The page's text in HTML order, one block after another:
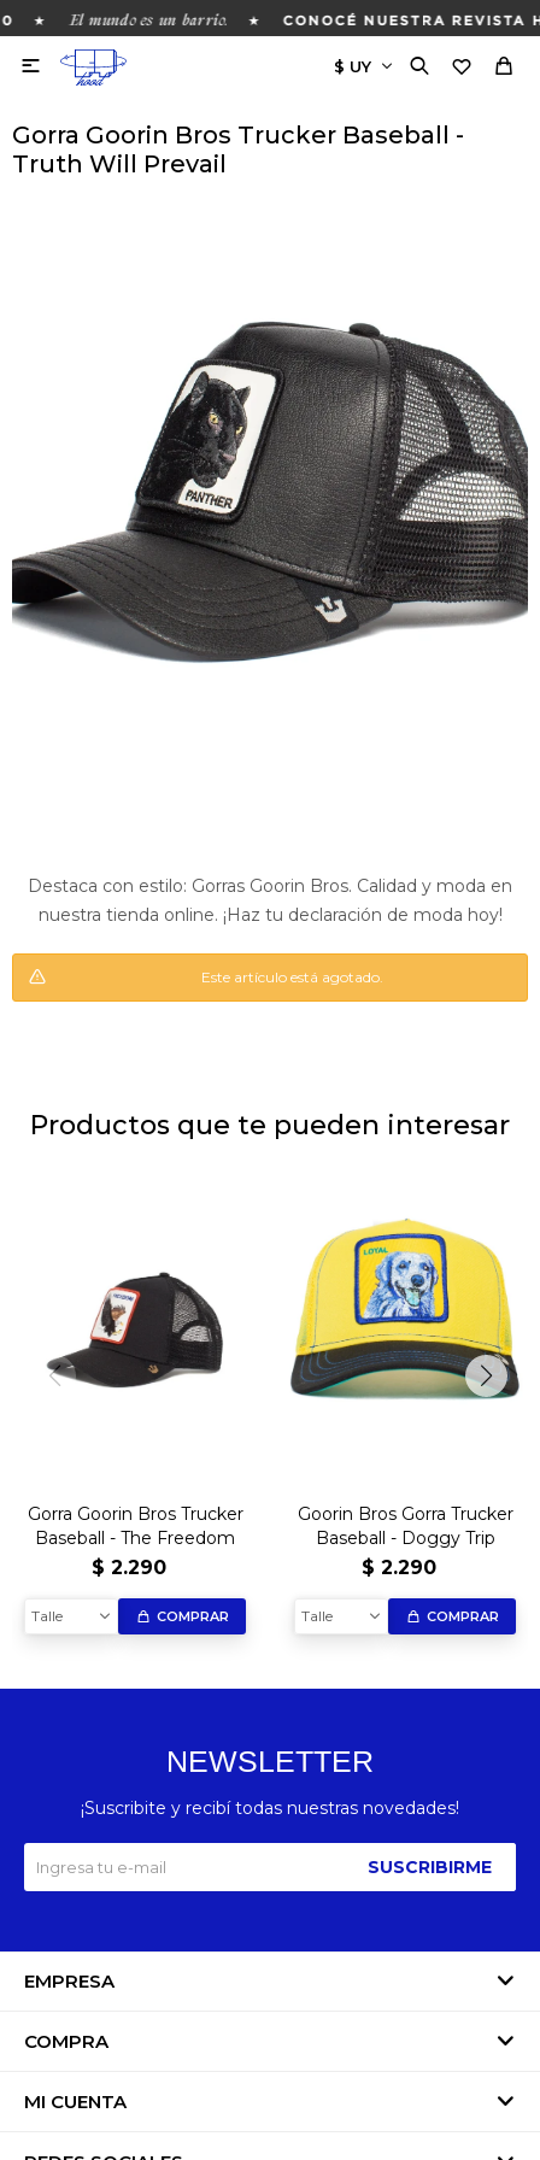
★ El mundo es un barrio. ★ CONOCÉ NUESTRA REVISTA

Gorra Goorin Bros Trucker Baseball -
Truth Will Prevail
Destaca con estilo: Gorras Goorin Bros. Calidad y moda en
nuestra tienda online. ¡Haz tu declaración de moda hoy!
Este artí­culo está agotado.
Productos que te pueden interesar
Gorra Goorin Bros Trucker
Baseball - The Freedom
$ 2.290
Talle COMPRAR
Goorin Bros Gorra Trucker
Baseball - Doggy Trip
$ 2.290
Talle COMPRAR
EMPRESA
COMPRA
MI CUENTA
NEWSLETTER
¡Suscribite y recibí todas nuestras novedades!
SUSCRIBIRME